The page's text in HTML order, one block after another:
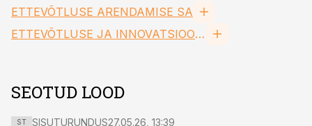
ETTEVÕTLUSE ARENDAMISE SA
ETTEVÕTLUSE JA INNOVATSIOONI SA
SEOTUD LOOD
ST SISUTURUNDUS27.05.26, 13:39